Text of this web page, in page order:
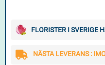
FLORISTER I SVERIGE
NÄSTA LEVERANS :